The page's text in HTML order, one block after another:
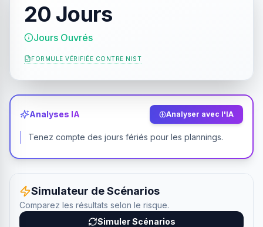
20 Jours
Jours Ouvrés
FORMULE VÉRIFIÉE CONTRE NIST
Analyses IA Analyser avec l'IA
Tenez compte des jours fériés pour les plannings.
Simulateur de Scénarios
Comparez les résultats selon le risque.
Simuler Scénarios